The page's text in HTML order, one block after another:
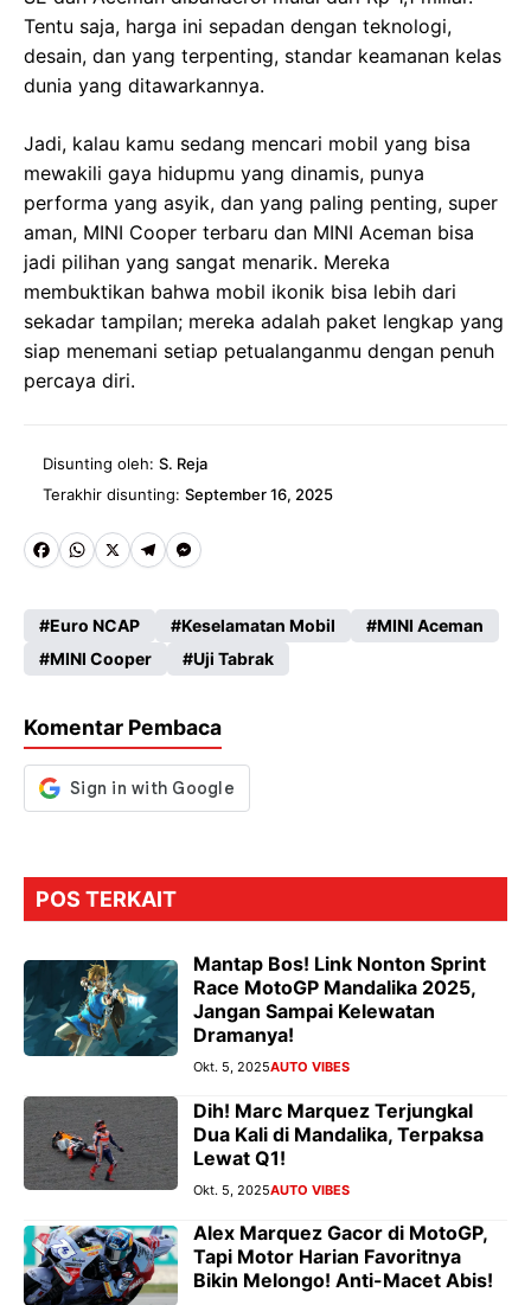
Tentu saja, harga ini sepadan dengan teknologi,
desain, dan yang terpenting, standar keamanan kelas
dunia yang ditawarkannya.
Jadi, kalau kamu sedang mencari mobil yang bisa
mewakili gaya hidupmu yang dinamis, punya
performa yang asyik, dan yang paling penting, super
aman, MINI Cooper terbaru dan MINI Aceman bisa
jadi pilihan yang sangat menarik. Mereka
membuktikan bahwa mobil ikonik bisa lebih dari
sekadar tampilan; mereka adalah paket lengkap yang
siap menemani setiap petualanganmu dengan penuh
percaya diri.
Disunting oleh: S. Reja
Terakhir disunting: September 16, 2025
Fa
b
o
k
W
ts
A
p
X
Te
gr
a
M
se
n
er
Euro NCAP Keselamatan Mobil
MINI Aceman
MINI Cooper
Uji Tabrak
Komentar Pembaca
POS TERKAIT
Mantap Bos! Link Nonton Sprint
Race MotoGP Mandalika 2025,
Jangan Sampai Kelewatan
Dramanya!
Okt. 5, 2025AUTO VIBES
Dih! Marc Marquez Terjungkal
Dua Kali di Mandalika, Terpaksa
Lewat Q1!
Okt. 5, 2025AUTO VIBES
Alex Marquez Gacor di MotoGP,
Tapi Motor Harian Favoritnya
Bikin Melongo! Anti-Macet Abis!